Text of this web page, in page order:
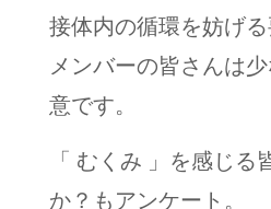
接体内の循環を妨げ
メンバーの皆さんは
意です。
「 むくみ 」を感じ
か？もアンケート。